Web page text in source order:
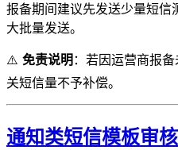
报备期间建议先发送少量短
大批量发送。
⚠️ 免责说明 ：若因运营商报
关短信量不予补偿。
通知类短信模板审